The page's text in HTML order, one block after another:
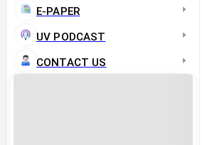
E-PAPER
UV PODCAST
CONTACT US